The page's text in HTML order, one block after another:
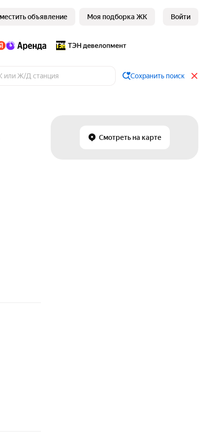
объявление Моя подборка ЖК Войти
Сохранить поиск
Смотреть на карте